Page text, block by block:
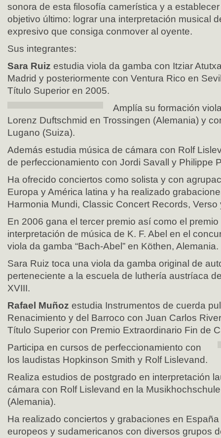
sonora de esta filosofía camerística y a
objetivo último: lograr una interpretación musical
expresivo que consiga conmover al oyente.
Sus integrantes:
Sara Ruiz estudia viola da gamba con Itziar
Madrid y posteriormente con Ventura Rico en
Título Superior en 2005.
Amplía su formación
Lorenz Duftschmid en Trossingen (Alemania) y
Lugano (Suiza).
Además estudia música de cámara con Rolf
de perfeccionamiento con Jordi Savall y Philippe
Ha ofrecido conciertos como solista y con
Europa y América latina y ha realizado
Harmonia Mundi, Classic Concert Records, Verso
En 2006 gana el tercer premio así como el
interpretación de música de K. F. Abel en el
viola da gamba “Bach-Abel” en Köthen, Alemania.
Sara Ruiz toca una viola da gamba original de
perteneciente a la escuela de luthería austríaca
XVIII.
Rafael Muñoz estudia Instrumentos de cuerda
Renacimiento y del Barroco con Juan Carlos
Título Superior con Premio Extraordinario Fin de
Participa en cursos de perfeccionamiento con
los laudistas Hopkinson Smith y Rolf Lislevand.
Realiza estudios de postgrado en interpretación
cámara con Rolf Lislevand en la
(Alemania).
Ha realizado conciertos y grabaciones en
europeos y sudamericanos con diversos grupos